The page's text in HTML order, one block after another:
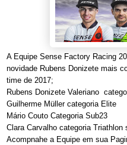
A Equipe Sense Factory Racing
novidade Rubens Donizete mais
time de 2017;
Rubens Donizete Valeriano
Guilherme Müller categoria Elite
Mário Couto Categoria Sub23
Clara Carvalho categoria Triathlon
Acompnahe a Equipe em sua